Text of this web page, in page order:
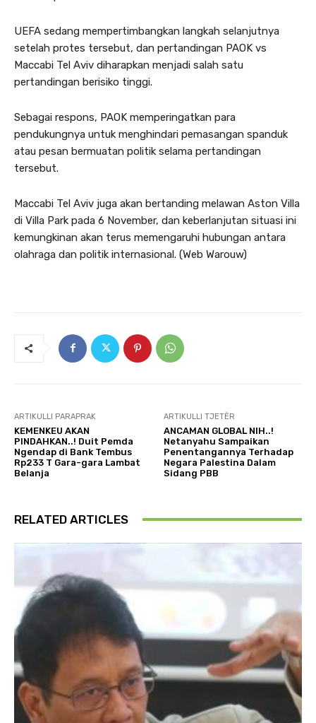
UEFA sedang mempertimbangkan langkah selanjutnya
setelah protes tersebut, dan pertandingan PAOK vs
Maccabi Tel Aviv diharapkan menjadi salah satu
pertandingan berisiko tinggi.
Sebagai respons, PAOK memperingatkan para
pendukungnya untuk menghindari pemasangan spanduk
atau pesan bermuatan politik selama pertandingan
tersebut.
Maccabi Tel Aviv juga akan bertanding melawan Aston Villa
di Villa Park pada 6 November, dan keberlanjutan situasi ini
kemungkinan akan terus memengaruhi hubungan antara
olahraga dan politik internasional. (Web Warouw)
ARTIKULLI PARAPRAK
KEMENKEU AKAN
PINDAHKAN..! Duit Pemda
Ngendap di Bank Tembus
Rp233 T Gara-gara Lambat
Belanja
ARTIKULLI TJETËR
ANCAMAN GLOBAL NIH..!
Netanyahu Sampaikan
Penentangannya Terhadap
Negara Palestina Dalam
Sidang PBB
RELATED ARTICLES